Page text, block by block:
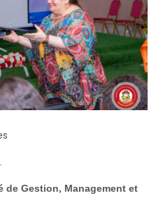
de Gestion, Management et